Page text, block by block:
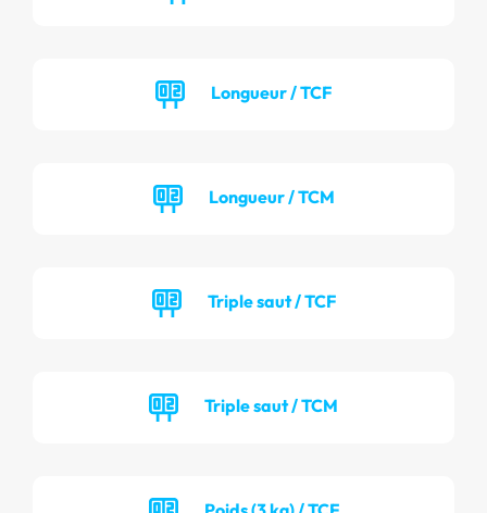
Longueur / TCF
Longueur / TCM
Triple saut / TCF
Triple saut / TCM